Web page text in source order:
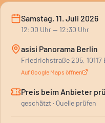
Samstag, 11. Juli 2026
12:00 Uhr— 12:30 Uhr
asisi Panorama Berlin
Friedrichstraße 205, 10117
Auf Google Maps öffnen
Preis beim Anbieter
geschätzt · Quelle prüfen